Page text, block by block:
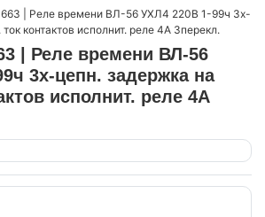
| Реле времени ВЛ-56 УХЛ4 220В 1-99ч 3х-
контактов исполнит. реле 4А 3перекл.
| Реле времени ВЛ-56
3х-цепн. задержка на
исполнит. реле 4А